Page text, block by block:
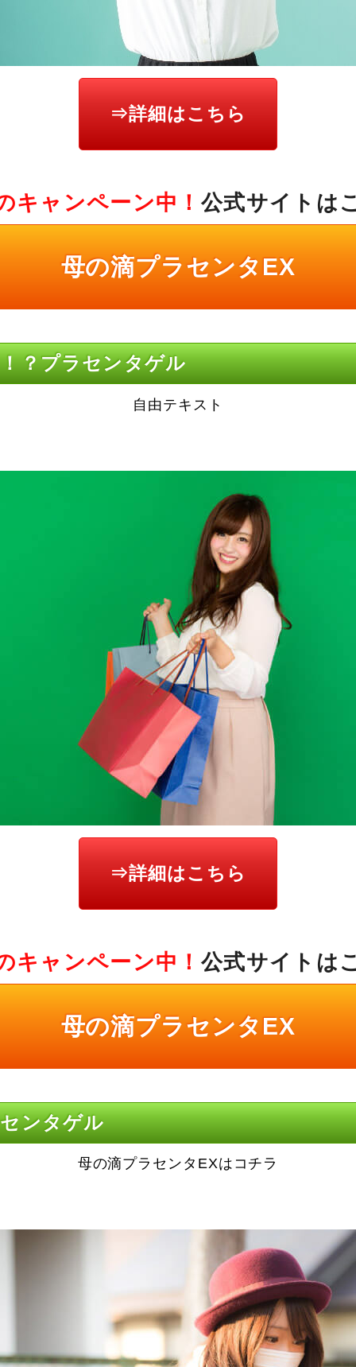
⇒詳細はこちら
キャンペーン中！ 公式サイトは
母の滴プラセンタEX
？プラセンタゲル
自由テキスト
⇒詳細はこちら
キャンペーン中！ 公式サイトは
母の滴プラセンタEX
ンタゲル
母の滴プラセンタEXはコチラ